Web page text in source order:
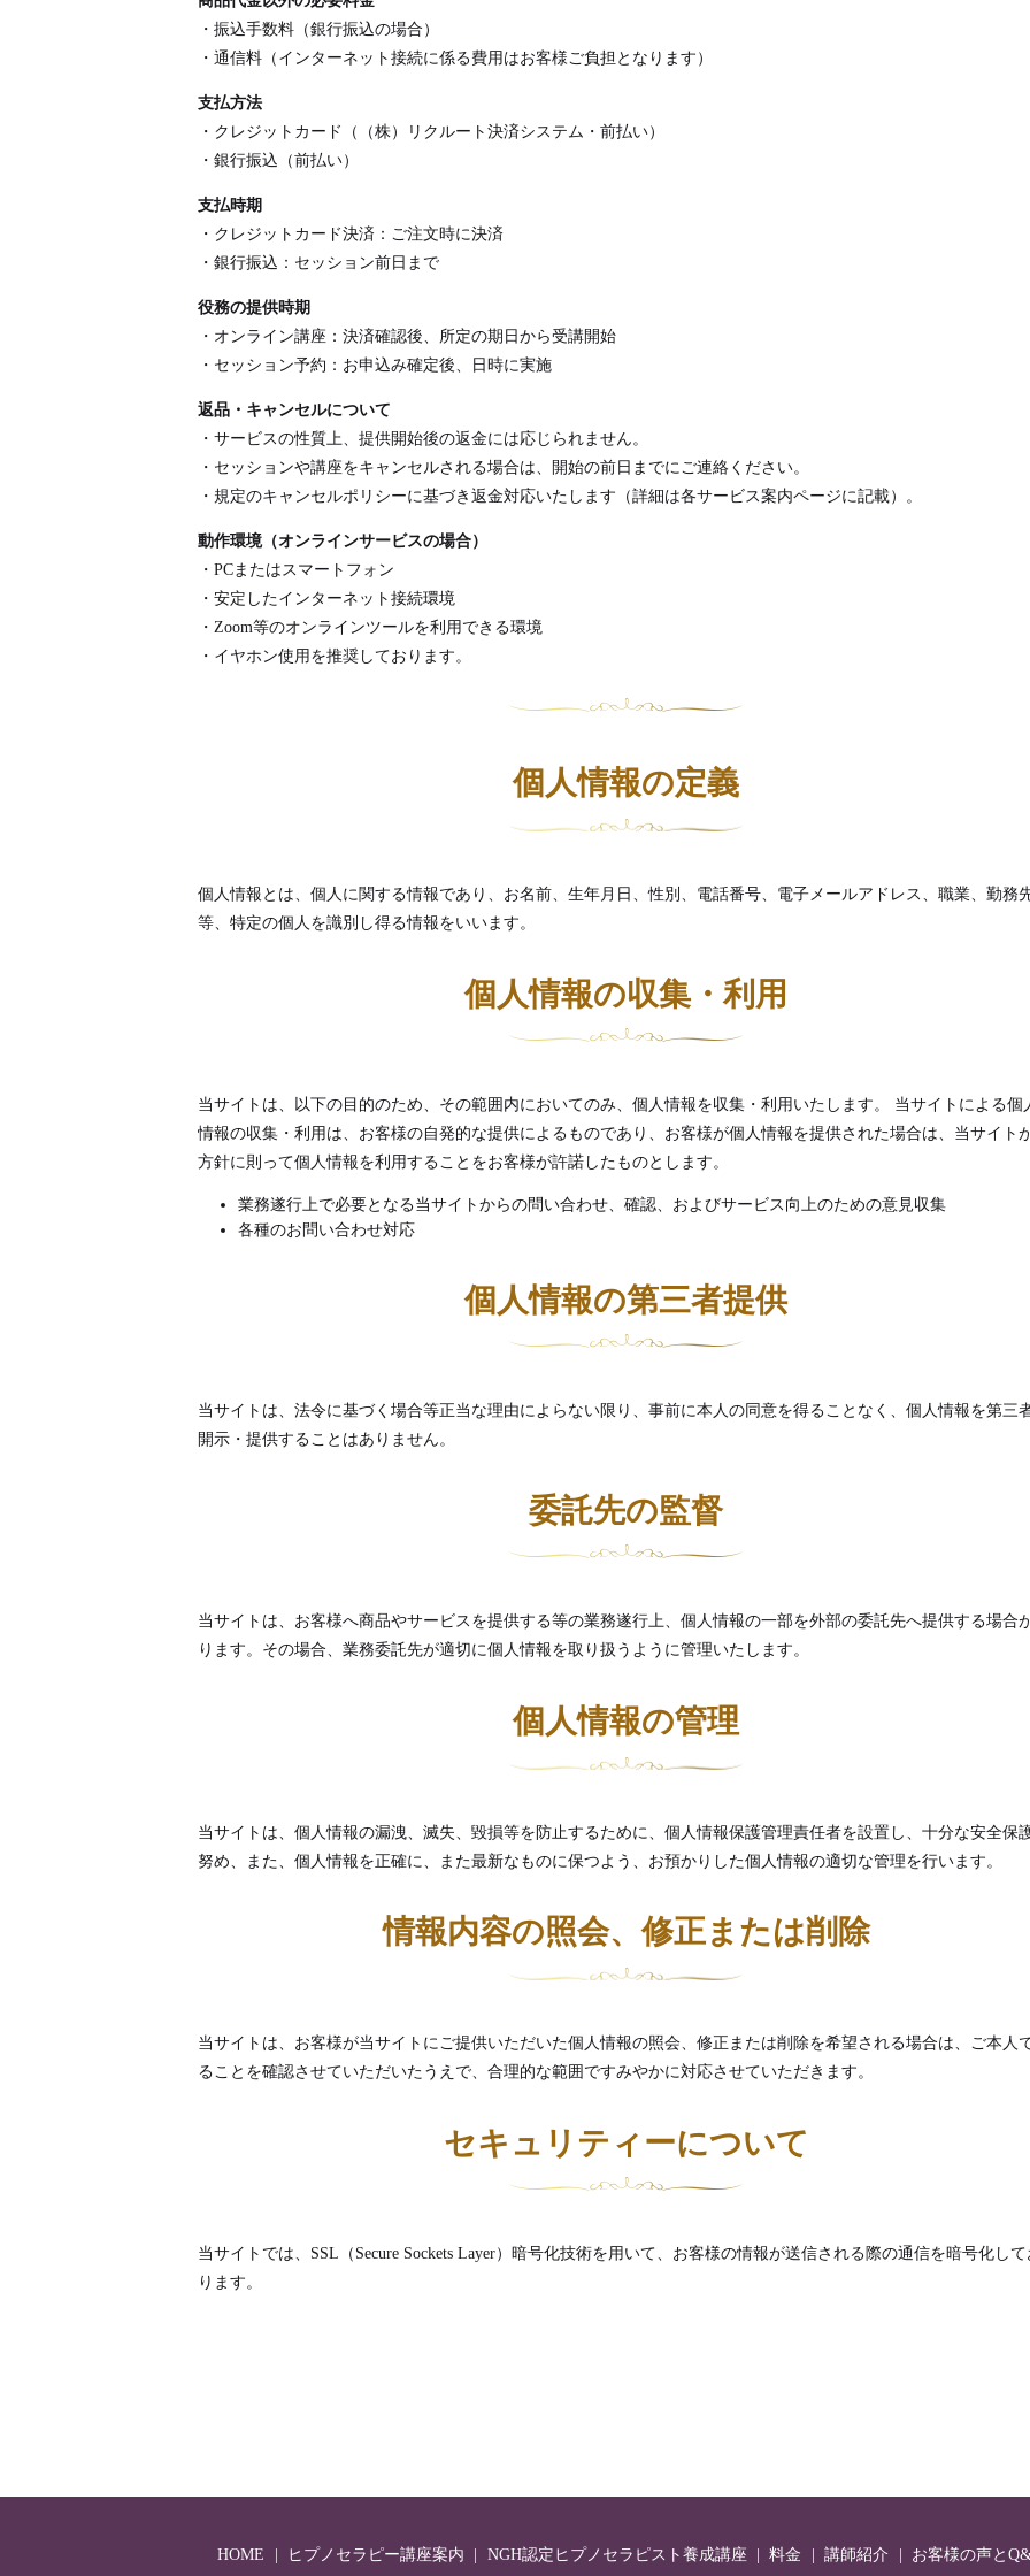
・振込手数料（銀行振込の場合）
・通信料（インターネット接続に係る費用はお客様ご負担となります）
支払方法
・クレジットカード（（株）リクルート決済システム・前払い）
・銀行振込（前払い）
支払時期
・クレジットカード決済：ご注文時に決済
・銀行振込：セッション前日まで
役務の提供時期
・オンライン講座：決済確認後、所定の期日から受講開始
・セッション予約：お申込み確定後、日時に実施
返品・キャンセルについて
・サービスの性質上、提供開始後の返金には応じられません。
・セッションや講座をキャンセルされる場合は、開始の前日までにご連絡ください。
・規定のキャンセルポリシーに基づき返金対応いたします（詳細は各サービス案内ページに記載）。
動作環境（オンラインサービスの場合）
・PCまたはスマートフォン
・安定したインターネット接続環境
・Zoom等のオンラインツールを利用できる環境
・イヤホン使用を推奨しております。
個人情報の定義
個人情報とは、個人に関する情報であり、お名前、生年月日、性別、電話番号、電子メールアドレス、職業、勤務
等、特定の個人を識別し得る情報をいいます。
個人情報の収集・利用
当サイトは、以下の目的のため、その範囲内においてのみ、個人情報を収集・利用いたします。 当サイトによる個
情報の収集・利用は、お客様の自発的な提供によるものであり、お客様が個人情報を提供された場合は、当サイト
方針に則って個人情報を利用することをお客様が許諾したものとします。
業務遂行上で必要となる当サイトからの問い合わせ、確認、およびサービス向上のための意見収集
各種のお問い合わせ対応
個人情報の第三者提供
当サイトは、法令に基づく場合等正当な理由によらない限り、事前に本人の同意を得ることなく、個人情報を第三
開示・提供することはありません。
委託先の監督
当サイトは、お客様へ商品やサービスを提供する等の業務遂行上、個人情報の一部を外部の委託先へ提供する場合
ります。その場合、業務委託先が適切に個人情報を取り扱うように管理いたします。
個人情報の管理
当サイトは、個人情報の漏洩、滅失、毀損等を防止するために、個人情報保護管理責任者を設置し、十分な安全保
努め、また、個人情報を正確に、また最新なものに保つよう、お預かりした個人情報の適切な管理を行います。
情報内容の照会、修正または削除
当サイトは、お客様が当サイトにご提供いただいた個人情報の照会、修正または削除を希望される場合は、ご本人
ることを確認させていただいたうえで、合理的な範囲ですみやかに対応させていただきます。
セキュリティーについて
当サイトでは、SSL（Secure Sockets Layer）暗号化技術を用いて、お客様の情報が送信される際の通信を暗号化して
ります。
HOME ヒプノセラピー講座案内 NGH認定ヒプノセラピスト養成講座 料金 講師紹介 お客様の声と